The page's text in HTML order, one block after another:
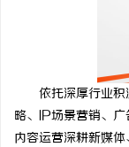
依托深厚行业积淀
略、IP场景营销、
内容运营深耕新媒